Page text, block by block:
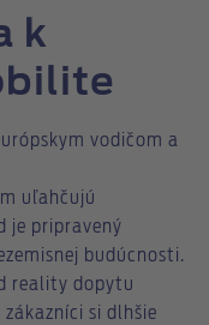
k
vodičom a
uľahčujú
je pripravený
budúcnosti.
reality dopytu
si dlhšie